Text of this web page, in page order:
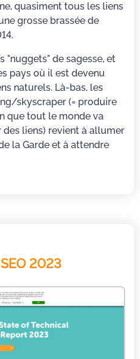
quasiment tous les liens
grosse brassée de
"nuggets" de sagesse, et
pays où il est devenu
naturels. Là-bas, les
skyscraper (= produire
que tout le monde va
liens) revient à allumer
la Garde et à attendre
2023